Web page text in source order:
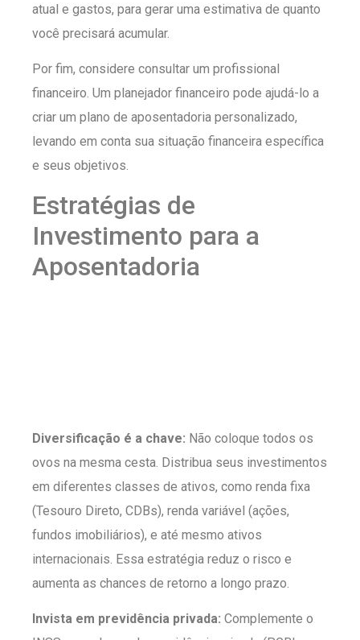
atual e gastos, para gerar uma estimativa de quanto
você precisará acumular.
Por fim, considere consultar um profissional
financeiro. Um planejador financeiro pode ajudá-lo a
criar um plano de aposentadoria personalizado,
levando em conta sua situação financeira específica
e seus objetivos.
Estratégias de
Investimento para a
Aposentadoria
Diversificação é a chave: Não coloque todos os
ovos na mesma cesta. Distribua seus investimentos
em diferentes classes de ativos, como renda fixa
(Tesouro Direto, CDBs), renda variável (ações,
fundos imobiliários), e até mesmo ativos
internacionais. Essa estratégia reduz o risco e
aumenta as chances de retorno a longo prazo.
Invista em previdência privada: Complemente o